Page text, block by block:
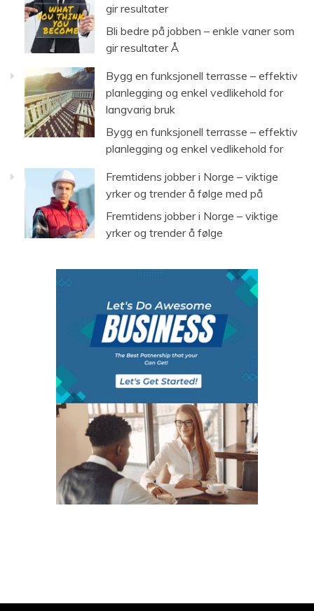
gir resultater
Bli bedre på jobben – enkle vaner som
gir resultater Å
Bygg en funksjonell terrasse – effektiv
planlegging og enkel vedlikehold for
langvarig bruk
Bygg en funksjonell terrasse – effektiv
planlegging og enkel vedlikehold for
Fremtidens jobber i Norge – viktige
yrker og trender å følge med på
Fremtidens jobber i Norge – viktige
yrker og trender å følge